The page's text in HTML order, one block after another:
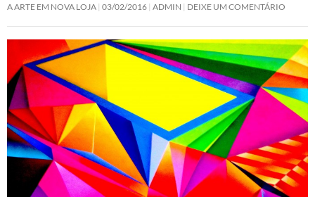
A ARTE EM NOVA LOJA 03/02/2016 ADMIN DEIXE UM COMENTÁRIO